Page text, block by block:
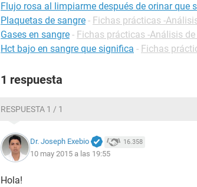
Flujo rosa al limpiarme después de orinar que
Plaquetas de sangre - Fichas prácticas -
Gases en sangre - Fichas prácticas -Análisis
Hct bajo en sangre que significa - Fichas
1 respuesta
RESPUESTA 1 / 1
Dr. Joseph Exebio 16.358
10 may 2015 a las 19:55
Hola!